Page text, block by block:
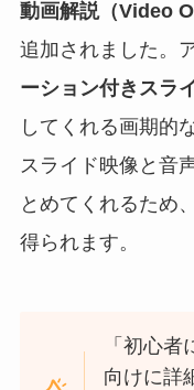
動画解説（Video
追加されました。
ーション付きスラ
してくれる画期的
スライド映像と音
とめてくれるため
得られます。
「初心
向けに詳